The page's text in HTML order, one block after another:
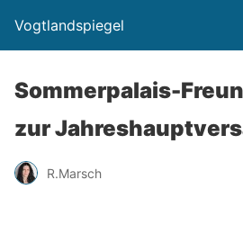
Vogtlandspiegel
Sommerpalais-
zur
R.Marsch